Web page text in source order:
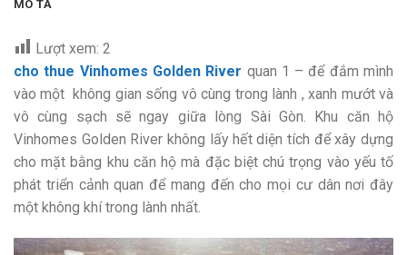
MÔ TẢ
Lượt xem: 2
cho thue Vinhomes Golden River quan 1 – để đắm mình
vào một không gian sống vô cùng trong lành , xanh mướt và
vô cùng sạch sẽ ngay giữa lòng Sài Gòn. Khu căn hộ
Vinhomes Golden River không lấy hết diện tích để xây dựng
cho mặt bằng khu căn hộ mà đặc biệt chú trọng vào yếu tố
phát triển cảnh quan để mang đến cho mọi cư dân nơi đây
một không khí trong lành nhất.